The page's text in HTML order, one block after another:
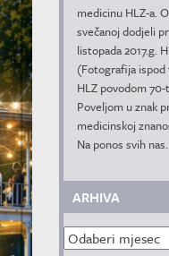
medicinu HLZ-a.
svečanoj dodjeli
listopada 2017.g.
(Fotografija ispod
HLZ povodom
Poveljom u znak
medicinskoj
Na ponos svih nas.
ARHIVA
Arhiva